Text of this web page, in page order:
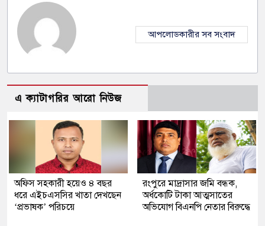
আপলোডকারীর সব সংবাদ
এ ক্যাটাগরির আরো নিউজ
অফিস সহকারী হয়েও ৪ বছর
ধরে এইচএসসির খাতা দেখছেন
‘প্রভাষক’ পরিচয়ে
রংপুরে মাদ্রাসার জমি বন্ধক,
অর্ধকোটি টাকা আত্মসাতের
অভিযোগ বিএনপি নেতার বিরুদ্ধে